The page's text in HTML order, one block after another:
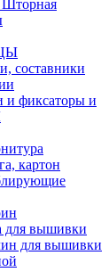
Шторная
составники
и фиксаторы и
картон
для вышивки
для вышивки